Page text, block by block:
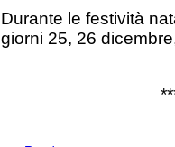
Durante le festività
giorni 25, 26